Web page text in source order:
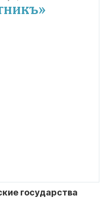
государства